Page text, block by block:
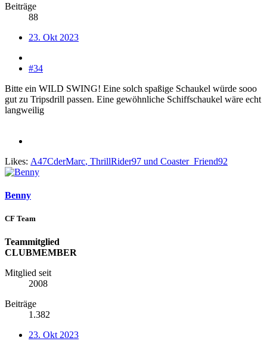
Beiträge
88
23. Okt 2023
#34
Bitte ein WILD SWING! Eine solch spaßige Schaukel würde sooo
gut zu Tripsdrill passen. Eine gewöhnliche Schiffschaukel wäre echt
langweilig
Likes: A47CderMarc, ThrillRider97 und Coaster_Friend92
Benny
CF Team
Teammitglied
CLUBMEMBER
Mitglied seit
2008
Beiträge
1.382
23. Okt 2023